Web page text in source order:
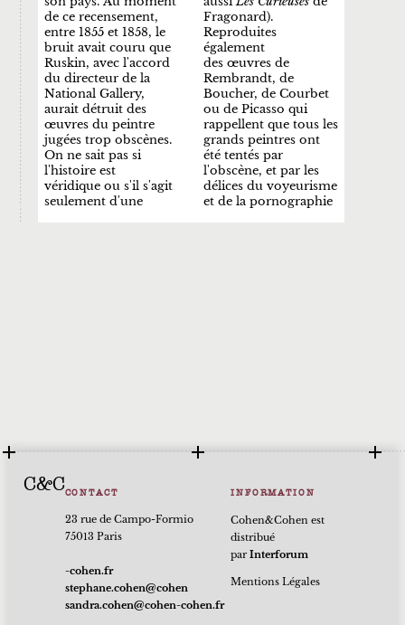
de ce recensement,
entre 1855 et 1858, le
bruit avait couru que
Ruskin, avec l'accord
du directeur de la
National Gallery,
aurait détruit des
œuvres du peintre
jugées trop obscènes.
On ne sait pas si
l'histoire est
véridique ou s'il s'agit
seulement d'une
Fragonard).
Reproduites
également
des œuvres de
Rembrandt, de
Boucher, de Courbet
ou de Picasso qui
rappellent que tous les
grands peintres ont
été tentés par
l'obscène, et par les
délices du voyeurisme
et de la pornographie
C&CCONTACT
23 rue de Campo-Formio
75013 Paris
rf.nehoc-
nehoc@nehoc.enahpets
rf.nehoc-nehoc@nehoc.ardnas
INFORMATION
Cohen&Cohen est
distribué
parInterforum
Mentions Légales